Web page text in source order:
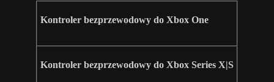
Kontroler bezprzewodowy do Xbox One
Kontroler bezprzewodowy do Xbox Series X|S